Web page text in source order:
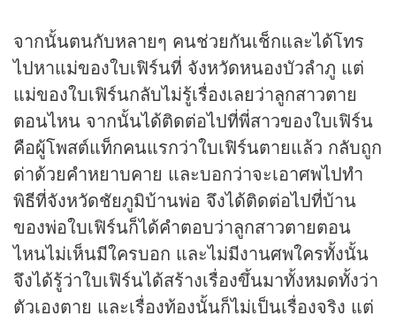
จากนั้นตนกับหลายๆ คนช่วยกันเช็กและได้โทร
ไปหาแม่ของใบเฟิร์นที่ จังหวัดหนองบัวลำภู แต่
แม่ของใบเฟิร์นกลับไม่รู้เรื่องเลยว่าลูกสาวตาย
ตอนไหน จากนั้นได้ติดต่อไปที่พี่สาวของใบเฟิร์น
คือผู้โพสต์แท็กคนแรกว่าใบเฟิร์นตายแล้ว กลับถูก
ด่าด้วยคำหยาบคาย และบอกว่าจะเอาศพไปทำ
พิธีที่จังหวัดชัยภูมิบ้านพ่อ จึงได้ติดต่อไปที่บ้าน
ของพ่อใบเฟิร์นก็ได้คำตอบว่าลูกสาวตายตอน
ไหนไม่เห็นมีใครบอก และไม่มีงานศพใครทั้งนั้น
จึงได้รู้ว่าใบเฟิร์นได้สร้างเรื่องขึ้นมาทั้งหมดทั้งว่า
ตัวเองตาย และเรื่องท้องนั้นก็ไม่เป็นเรื่องจริง แต่